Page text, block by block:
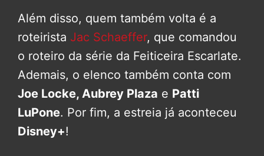
Além disso, quem também volta é a
roteirista Jac Schaeffer, que comandou
o roteiro da série da Feiticeira Escarlate.
Ademais, o elenco também conta com
Joe Locke, Aubrey Plaza e Patti
LuPone. Por fim, a estreia já aconteceu
Disney+!